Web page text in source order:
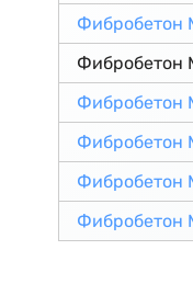
Фибробетон
Фибробетон
Фибробетон
Фибробетон
Фибробетон
Фибробетон